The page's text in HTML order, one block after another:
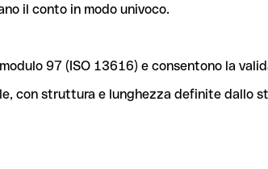
il conto in modo univoco.
97 (ISO 13616) e consentono la
con struttura e lunghezza definite dallo